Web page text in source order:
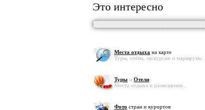
Это интересно
Места отдыха на карте
Туры, отели, экскурсии и маршруты ...
Туры и Отели
Места отдыха и размещения...
Фото стран и курортов